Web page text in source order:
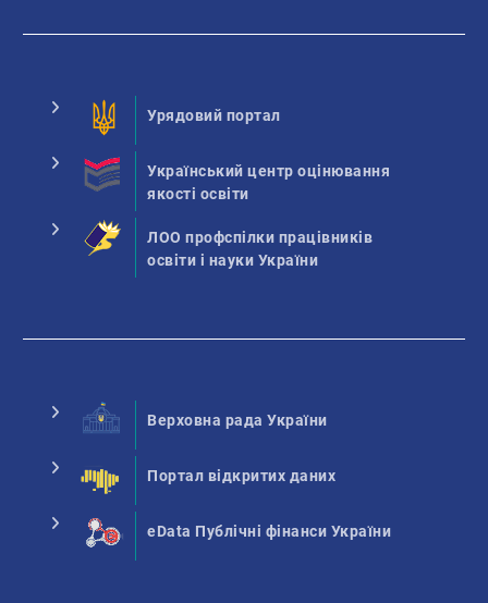
Урядовий портал
Український центр оцінювання
якості освіти
ЛОО профспілки працівників
освіти і науки України
Верховна рада України
Портал відкритих даних
eData Публічні фінанси України